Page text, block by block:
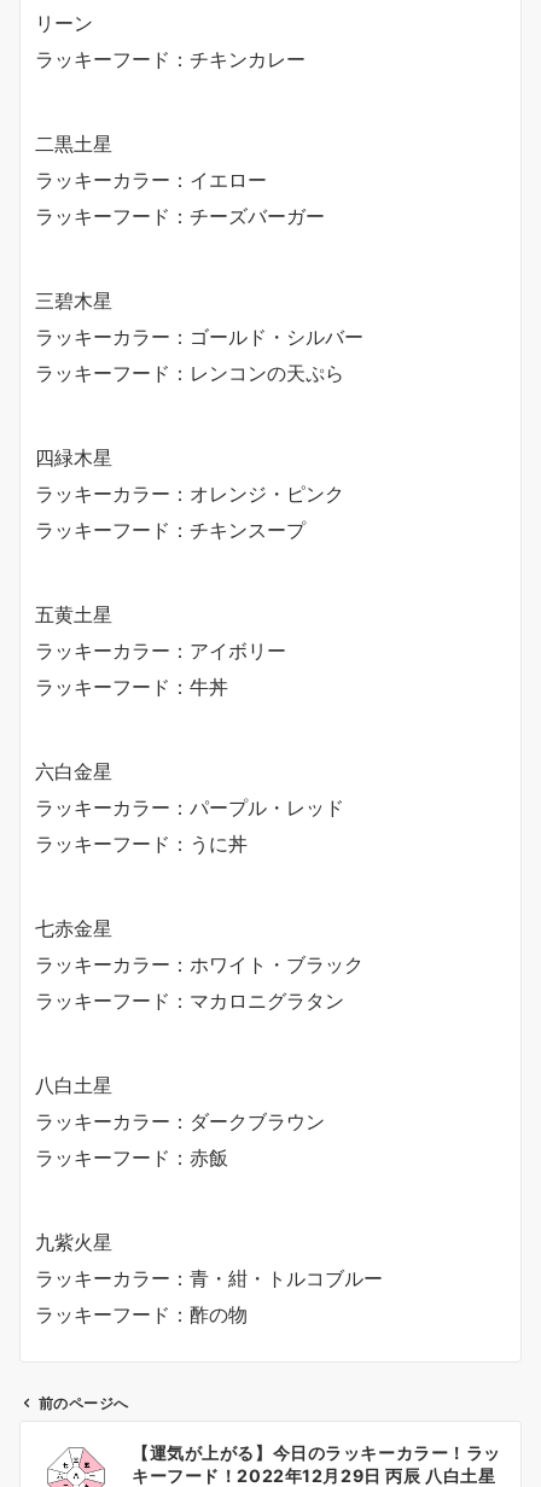
リーン
ラッキーフード：チキンカレー
二黒土星
ラッキーカラー：イエロー
ラッキーフード：チーズバーガー
三碧木星
ラッキーカラー：ゴールド・シルバー
ラッキーフード：レンコンの天ぷら
四緑木星
ラッキーカラー：オレンジ・ピンク
ラッキーフード：チキンスープ
五黄土星
ラッキーカラー：アイボリー
ラッキーフード：牛丼
六白金星
ラッキーカラー：パープル・レッド
ラッキーフード：うに丼
七赤金星
ラッキーカラー：ホワイト・ブラック
ラッキーフード：マカロニグラタン
八白土星
ラッキーカラー：ダークブラウン
ラッキーフード：赤飯
九紫火星
ラッキーカラー：青・紺・トルコブルー
ラッキーフード：酢の物
前のページへ
【運気が上がる】今日のラッキーカラー！ラッ
キーフード！2022年12月29日 丙辰 八白土星